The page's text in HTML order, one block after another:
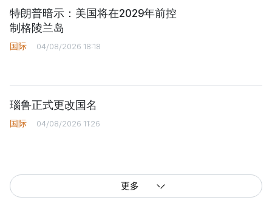
特朗普暗示：美国将在2029年前控
制格陵兰岛
国际 04/08/2026 18:18
瑙鲁正式更改国名
国际 04/08/2026 11:26
更多